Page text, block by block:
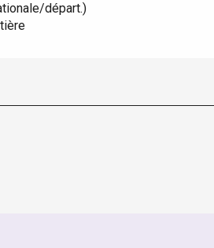
départ.)